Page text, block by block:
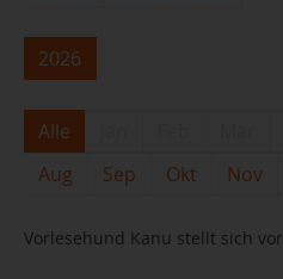
2026
Alle
Aug
Sep Okt Nov
Vorlesehund Kanu stellt sich vor